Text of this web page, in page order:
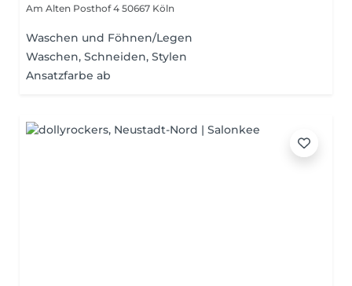
Am Alten Posthof 4 50667 Köln
Waschen und Föhnen/Legen
Waschen, Schneiden, Stylen
Ansatzfarbe ab